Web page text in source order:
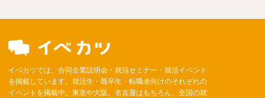
イベカツでは、合同企業説明会・就活セミナー・就活イベント
を掲載しています。就活生・既卒生・転職者向けのそれぞれの
イベントを掲載中。東京や大阪、名古屋はもちろん、全国の就